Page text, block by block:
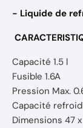
- Liquide de
Capacité 1.5 l
Fusible 1.6A
Pression Max.
Capacité
Dimensions 47